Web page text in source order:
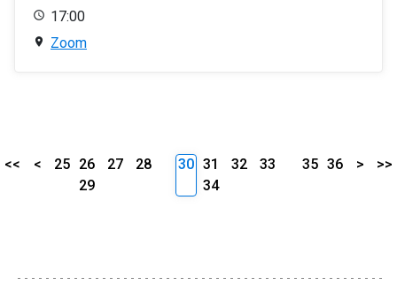
17:00
Zoom
<< < 25 26 27
28
29
30 31 32
33
34
35 36 > >>